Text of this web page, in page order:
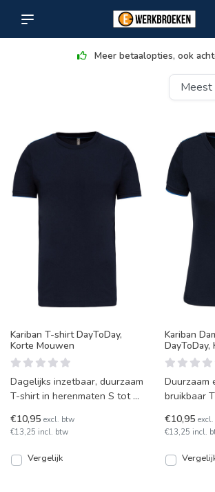
Meer betaalopties, ook
Kariban T-shirt DayToDay,
Korte Mouwen
Dagelijks inzetbaar, duurzaam
T-shirt in herenmaten S tot en
kleurcombi
€10,95 excl. btw
€13,25 incl. btw
Vergelijk
Kariban
Duurzaam
bruikbaar
3XL.
€10,95
€13,25 incl.